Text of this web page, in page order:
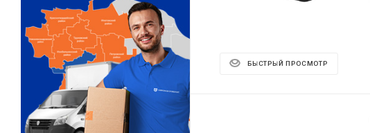
БЫСТРЫЙ ПРОСМОТР